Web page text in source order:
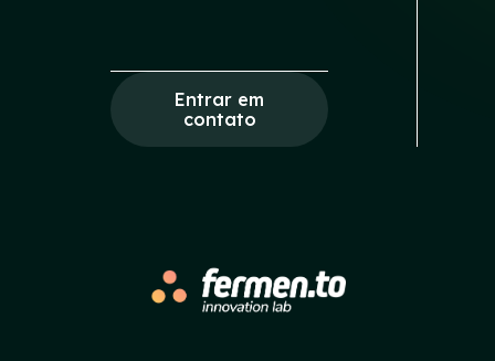
Entrar em
contato